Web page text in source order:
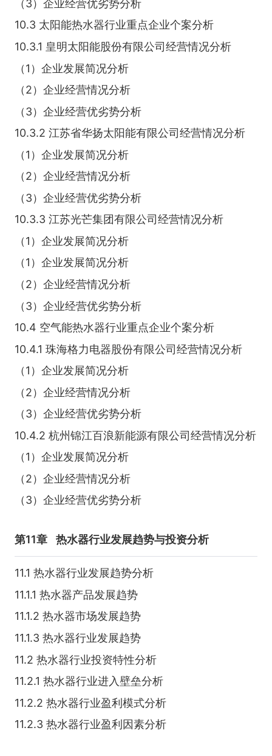
（3）企业经营优劣势分析
10.3 太阳能热水器行业重点企业个案分析
10.3.1 皇明太阳能股份有限公司经营情况分析
（1）企业发展简况分析
（2）企业经营情况分析
（3）企业经营优劣势分析
10.3.2 江苏省华扬太阳能有限公司经营情况分析
（1）企业发展简况分析
（2）企业经营情况分析
（3）企业经营优劣势分析
10.3.3 江苏光芒集团有限公司经营情况分析
（1）企业发展简况分析
（1）企业发展简况分析
（2）企业经营情况分析
（3）企业经营优劣势分析
10.4 空气能热水器行业重点企业个案分析
10.4.1 珠海格力电器股份有限公司经营情况分析
（1）企业发展简况分析
（2）企业经营情况分析
（3）企业经营优劣势分析
10.4.2 杭州锦江百浪新能源有限公司经营情况分析
（1）企业发展简况分析
（2）企业经营情况分析
（3）企业经营优劣势分析
第11章 热水器行业发展趋势与投资分析
11.1 热水器行业发展趋势分析
11.1.1 热水器产品发展趋势
11.1.2 热水器市场发展趋势
11.1.3 热水器行业发展趋势
11.2 热水器行业投资特性分析
11.2.1 热水器行业进入壁垒分析
11.2.2 热水器行业盈利模式分析
11.2.3 热水器行业盈利因素分析